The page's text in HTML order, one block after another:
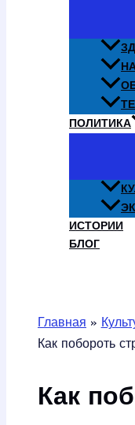
ПОЛИТИКА
ИСТОРИИ
БЛОГ
Главная
Как побороть
Как